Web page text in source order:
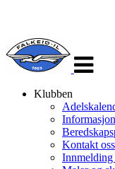
navigasjon
Klubben
Kontakt oss
Innmelding